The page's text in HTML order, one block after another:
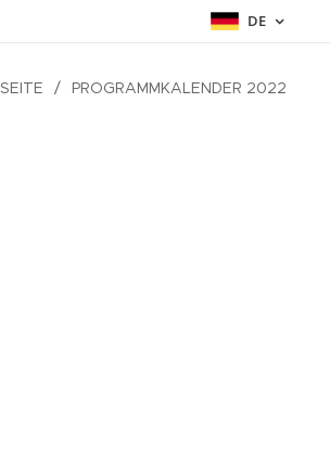
DE
PROGRAMMKALENDER 2022